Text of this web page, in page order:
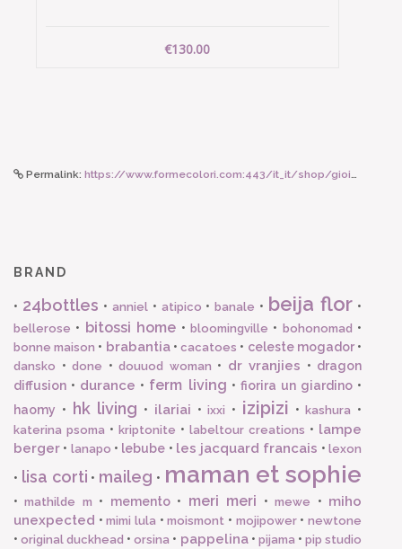
€130.00
Permalink: https://www.formecolori.com:443/it_it/shop/gioielli/collane/tataborello_collana_tangeri/6836
BRAND
• 24bottles • anniel• atipico •banale • beija flor •
bellerose • bitossi home • bloomingville • bohonomad •
bonne maison • brabantia•cacatoes • celeste mogador•
dansko • done • douuod woman • dr vranjies • dragon
diffusion • durance • ferm living • fiorira un giardino•
haomy • hk living • ilariai •ixxi • izipizi •kashura •
katerina psoma • kriptonite • labeltour creations • lampe
berger • lanapo • lebube • les jacquard francais •lexon
• lisa corti • maileg • maman et sophie
•mathilde m • memento• meri meri •mewe • miho
unexpected •mimi lula •moismont • mojipower•newtone
•original duckhead •orsina • pappelina• pijama • pip studio